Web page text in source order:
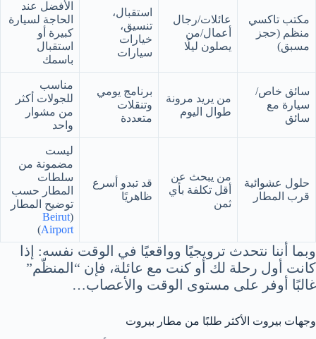
مكتب تاكسي
منظم (حجز
مسبق)
عائلات/رجال
أعمال/من
يصلون ليلًا
استقبال،
تنسيق،
خيارات
سيارات
الأفضل عند
الحاجة لسيارة
كبيرة أو
استقبال
باسمك
سائق خاص/
سيارة مع
سائق
من يريد مرونة
طوال اليوم
برنامج يومي
وتنقلات
متعددة
مناسب
للجولات أكثر
من مشوار
واحد
حلول عشوائية
قرب المطار
من يبحث عن
أقل تكلفة بأي
ثمن
قد تبدو أسرع
ظاهريًا
ليست
مضمونة من
سلطات
المطار حسب
توضيح المطار
(
Beirut
Airport
)
وبما أننا نتحدث ترويجيًا وواقعيًا في الوقت نفسه: إذا
كانت أول رحلة لك أو كنت مع عائلة، فإن “المنظّم”
غالبًا أوفر على مستوى الوقت والأعصاب…
وجهات بيروت الأكثر طلبًا من مطار بيروت